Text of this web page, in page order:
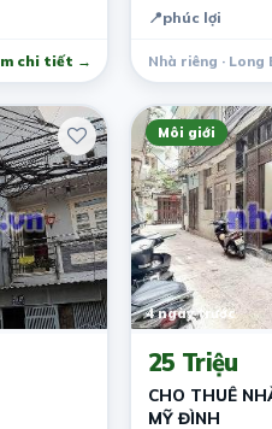
chi tiết →
📍phúc lợi
Nhà riêng · Long
Môi giới
4 ngày trước
25 Triệu
CHO THUÊ
MỸ ĐÌNH